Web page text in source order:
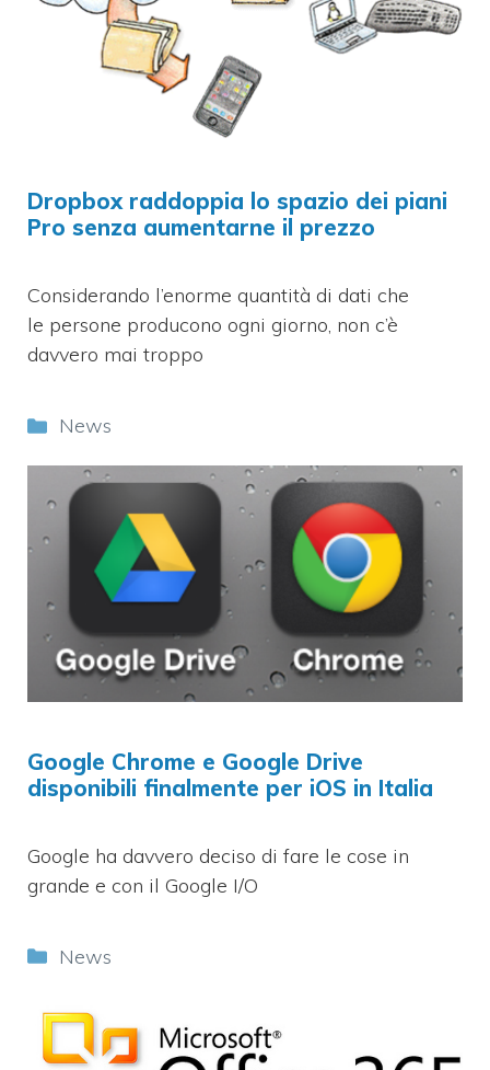
Dropbox raddoppia lo spazio dei piani
Pro senza aumentarne il prezzo
Considerando l’enorme quantità di dati che
le persone producono ogni giorno, non c’è
davvero mai troppo
Categorie
News
Google Chrome e Google Drive
disponibili finalmente per iOS in Italia
Google ha davvero deciso di fare le cose in
grande e con il Google I/O
Categorie
News